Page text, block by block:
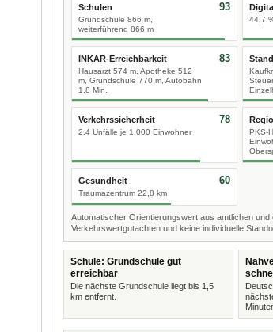
Schulen
Grundschule 866 m,
weiterführend 866 m
93
44,7
INKAR-Erreichbarkeit
Hausarzt 574 m, Apotheke 512
m, Grundschule 770 m, Autobahn
1,8 Min.
83
Verkehrssicherheit
2,4 Unfälle je 1.000 Einwohner
78
PKS-
Gesundheit
Traumazentrum 22,8 km
60
Automatischer Orientierungswert aus amtlichen
Verkehrswertgutachten und keine individuelle
Schule: Grundschule gut
erreichbar
Die nächste Grundschule liegt bis 1,5
km entfernt.